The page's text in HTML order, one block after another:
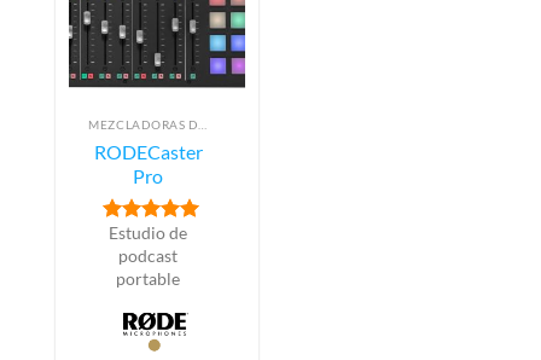
RODECaster
Pro
Valorado con
5de 5
Estudio de
podcast
portable